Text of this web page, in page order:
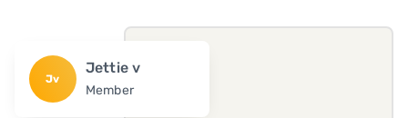
Jv
Jettie v
Member